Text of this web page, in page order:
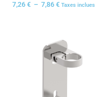
7,26€ – 7,86€ Taxes inclues